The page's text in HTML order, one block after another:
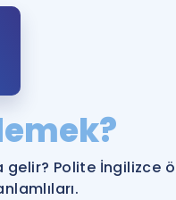
YDS ve YÖKDİL
Rehberlik Aracı
YDS ve YÖKDİL'e
Polite İngilizce